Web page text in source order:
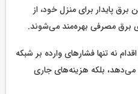
برق پایدار برای منزل خود، از
برق مصرفی بهره‌مند می‌شوند.
نه تنها فشارهای وارده بر شبکه
بلکه هزینه‌های جاری